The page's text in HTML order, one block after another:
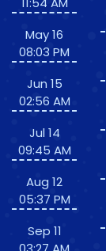
May 16
08:03 PM
Jun 15
02:56 AM
Jul 14
09:45 AM
Aug 12
05:37 PM
Sep 11